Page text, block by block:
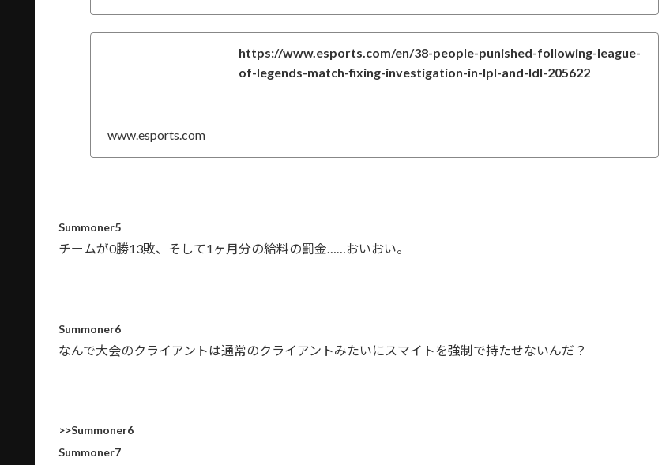
https://www.esports.com/en/38-people-punished-following-league-
of-legends-match-fixing-investigation-in-lpl-and-ldl-205622
www.esports.com
Summoner5
チームが0勝13敗、そして1ヶ月分の給料の罰金……おいおい。
Summoner6
なんで大会のクライアントは通常のクライアントみたいにスマイトを強制で持たせないんだ？
>>Summoner6
Summoner7